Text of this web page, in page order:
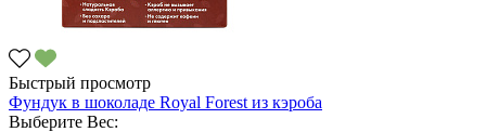
Быстрый просмотр
Фундук в шоколаде Royal Forest из кэроба
Выберите Вес: